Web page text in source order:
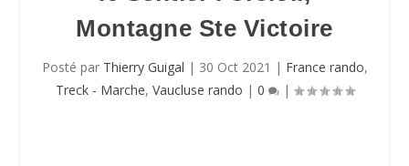
Montagne Ste Victoire
Posté par Thierry Guigal | 30 Oct 2021 | France rando,
Treck - Marche, Vaucluse rando | 0 |